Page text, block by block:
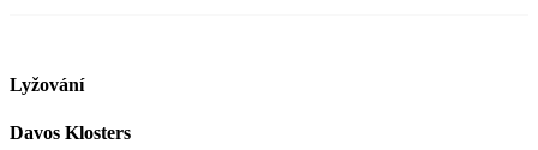
Lyžování
Davos Klosters